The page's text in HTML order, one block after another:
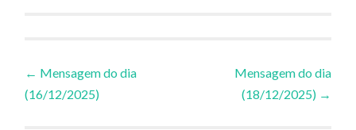
Navegação
de
← Mensagem do dia
(16/12/2025)
Mensagem do dia
(18/12/2025) →